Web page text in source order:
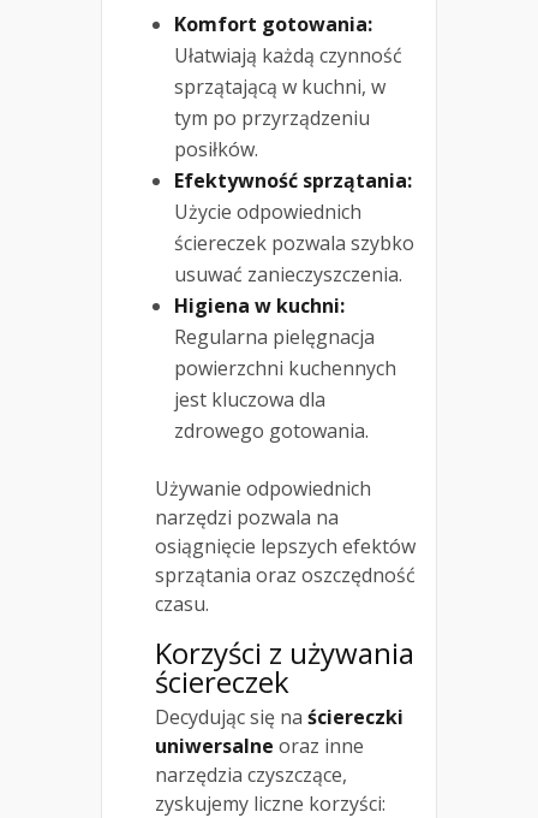
Komfort gotowania:
Ułatwiają każdą czynność
sprzątającą w kuchni, w
tym po przyrządzeniu
posiłków.
Efektywność sprzątania:
Użycie odpowiednich
ściereczek pozwala szybko
usuwać zanieczyszczenia.
Higiena w kuchni:
Regularna pielęgnacja
powierzchni kuchennych
jest kluczowa dla
zdrowego gotowania.
Używanie odpowiednich
narzędzi pozwala na
osiągnięcie lepszych efektów
sprzątania oraz oszczędność
czasu.
Korzyści z używania
ściereczek
Decydując się na ściereczki
uniwersalne oraz inne
narzędzia czyszczące,
zyskujemy liczne korzyści: